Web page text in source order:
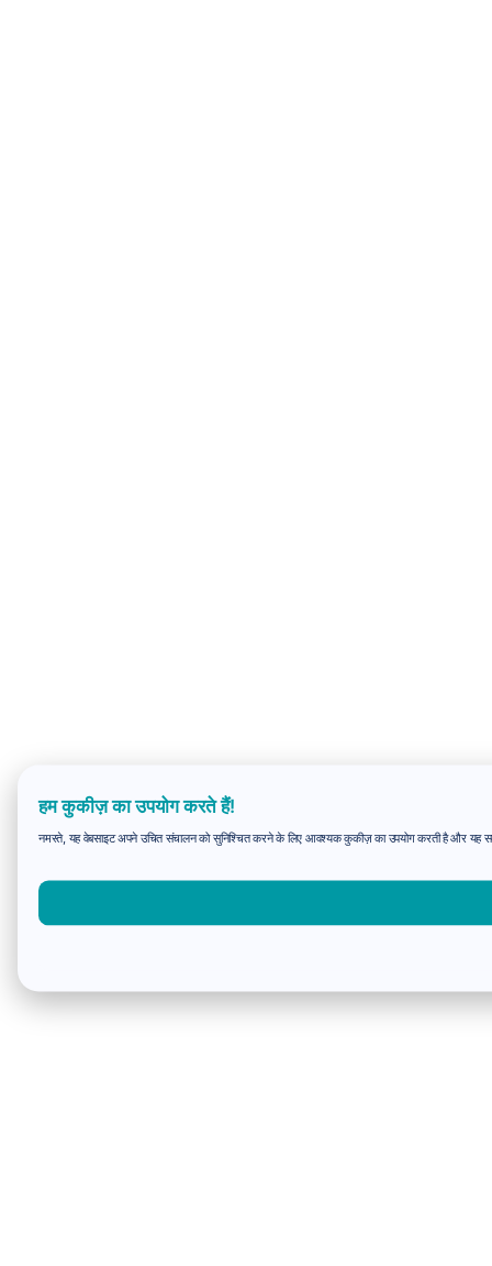
हम कुकीज़ का उपयोग करते हैं!
नमस्ते, यह वेबसाइट अपने उचित संचालन को सुनिश्चित करने के लिए आवश्यक कुकीज़ का उपयोग करती है और यह